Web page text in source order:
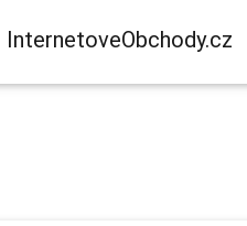
InternetoveObchody.cz